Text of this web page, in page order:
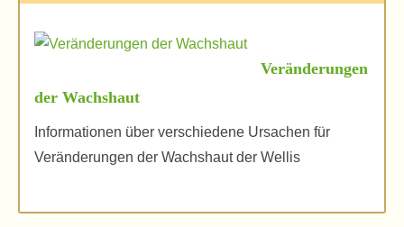
Veränderungen
der Wachshaut
Informationen über verschiedene Ursachen für
Veränderungen der Wachshaut der Wellis